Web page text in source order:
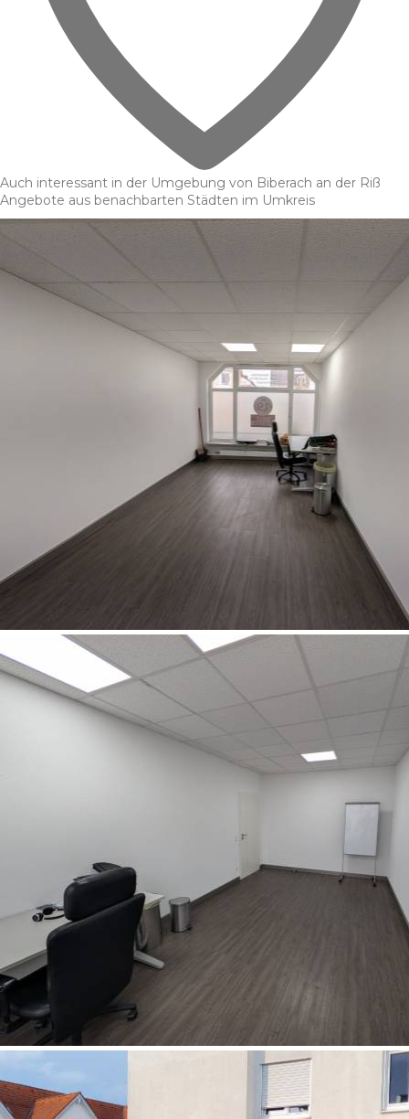
Auch interessant in der Umgebung von Biberach an der Riß
Angebote aus benachbarten Städten im Umkreis